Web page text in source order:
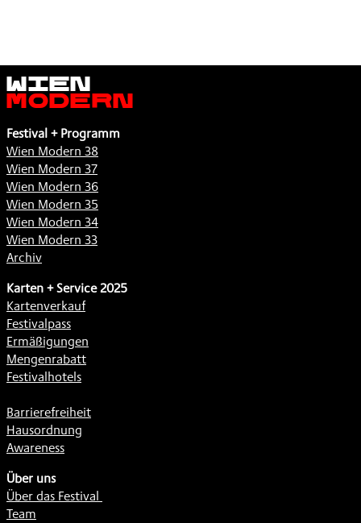
Wien
Modern
Festival + Programm
Wien Modern 38
Wien Modern 37
Wien Modern 36
Wien Modern 35
Wien Modern 34
Wien Modern 33
Archiv
Karten + Service 2025
Kartenverkauf
Festivalpass
Ermäßigungen
Mengenrabatt
Festivalhotels
Barrierefreiheit
Hausordnung
Awareness
Über uns
Über das Festival
Team